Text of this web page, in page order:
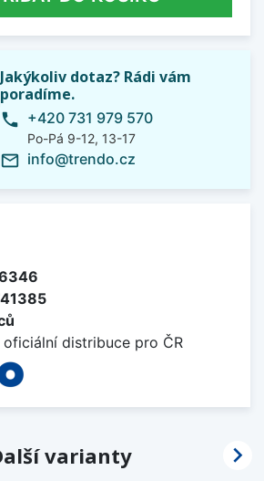
Jakýkoliv dotaz? Rádi vám
poradíme.
phone +420 731 979 570
Po-Pá 9-12, 13-17
mail_outline info@trendo.cz
distribuce pro ČR
varianty 